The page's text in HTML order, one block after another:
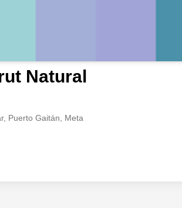
Natural
Puerto Gaitán, Meta